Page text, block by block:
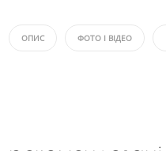
ОПИС ФОТО І ВІДЕО